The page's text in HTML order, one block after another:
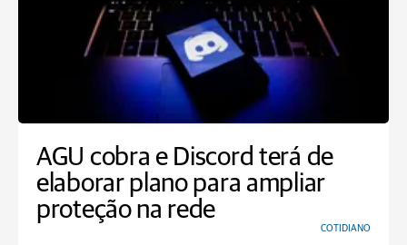
AGU cobra e Discord terá de
elaborar plano para ampliar
proteção na rede
COTIDIANO